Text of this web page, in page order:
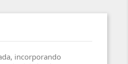
incorporando